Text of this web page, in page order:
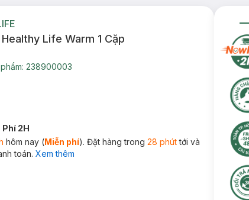
Life Warm 1 Cặp
238900003
2H
hôm nay (Miễn phí). Đặt hàng trong 28 phúttới và
toán. Xem thêm